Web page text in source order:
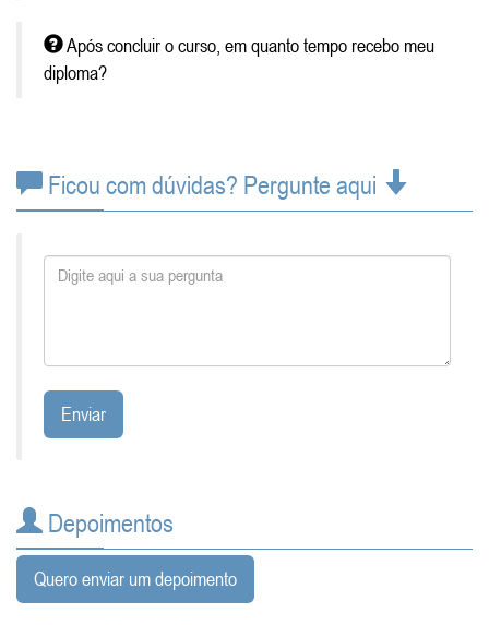
Após concluir o curso, em quanto tempo recebo meu
diploma?
Ficou com dúvidas? Pergunte aqui
Enviar
Depoimentos
Quero enviar um depoimento